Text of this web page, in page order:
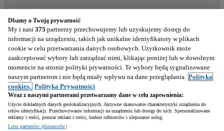
Napisz
Nasze aplikacje w twoim telefonie
Dbamy o Twoją prywatność
My i nasi 375 partnerzy przechowujemy lub uzyskujemy dostęp do
informacji na urządzeniu, takich jak unikalne identyfikatory w plikach
cookie w celu przetwarzania danych osobowych. Użytkownik może
zaakceptować wybory lub zarządzać nimi, klikając poniżej lub w dowolnym
momencie na stronie polityki prywatności. Te wybory będą sygnalizowane
naszym partnerom i nie będą miały wpływu na dane przeglądania. Polityka
cookies, Polityka Prywatności
Wraz z naszymi partnerami przetwarzamy dane w celu zapewnienia:
Użycie dokładnych danych geolokalizacyjnych. Aktywne skanowanie charakterystyki urządzenia do
celów identyfikacji. Przechowywanie informacji na urządzeniu lub dostęp do nich. Spersonalizowane
reklamy i treści, pomiar reklam i treści, badnie odbiorców i ulepszanie usług.
Lista partnerów (dostawców)